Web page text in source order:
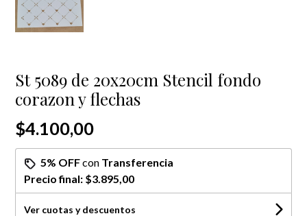
St 5089 de 20x20cm Stencil fondo
corazon y flechas
$4.100,00
5% OFFcon Transferencia
Precio final: $3.895,00
Ver cuotas y descuentos